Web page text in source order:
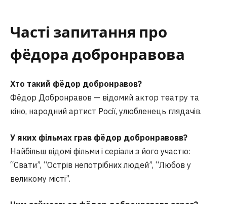
Часті запитання про
фёдора добронравова
Хто такий фёдор добронравов?
Фёдор Добронравов — відомий актор театру та
кіно, народний артист Росії, улюбленець глядачів.
У яких фільмах грав фёдор добронравовв?
Найбільш відомі фільми і серіали з його участю:
“Свати”, “Острів непотрібних людей”, “Любов у
великому місті”.